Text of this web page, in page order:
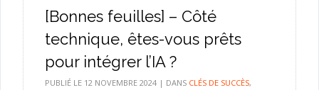
[Bonnes feuilles] – Côté
technique, êtes-vous prêts
pour intégrer l’IA ?
PUBLIÉ LE 12 NOVEMBRE 2024| DANS CLÉS DE SUCCÈS,